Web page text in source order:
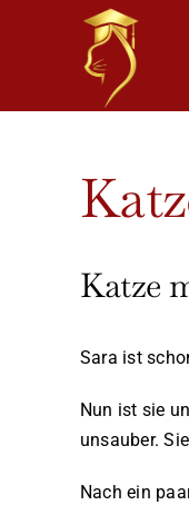
Larger
Image
Katze
Sara ist
Nun ist sie
unsauber.
Nach ein